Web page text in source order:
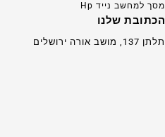
מסך למחשב נייד Hp
הכתובת שלנו
תלתן 137, מושב אורה ירושלים